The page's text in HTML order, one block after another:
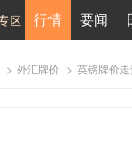
行情 要闻
> 外汇牌价 > 英镑牌价